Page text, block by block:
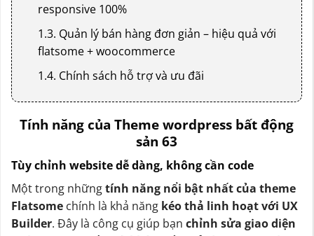
responsive 100%
1.3. Quản lý bán hàng đơn giản – hiệu quả với
flatsome + woocommerce
1.4. Chính sách hỗ trợ và ưu đãi
Tính năng của Theme wordpress bất động
sản 63
Tùy chỉnh website dễ dàng, không cần code
Một trong nhữngtính năng nổi bật nhất của theme
Flatsome chính là khả năng kéo thả linh hoạt với UX
Builder. Đây là công cụ giúp bạn chỉnh sửa giao diện